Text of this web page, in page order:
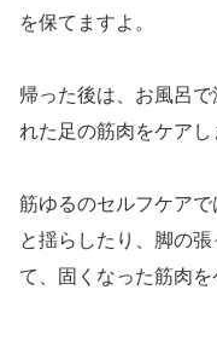
を保てますよ。
帰った後は、お風呂
れた足の筋肉をケアし
筋ゆるのセルフケア
と揺らしたり、脚の
て、固くなった筋肉を